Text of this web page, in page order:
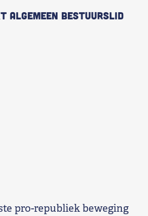
Algemeen Bestuurslid
pro-republiek beweging